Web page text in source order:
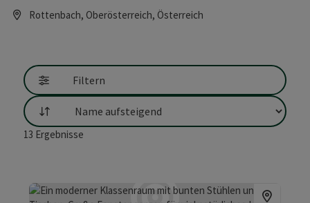
Rottenbach, Oberösterreich, Österreich
Filtern
Sortierung
13 Ergebnisse